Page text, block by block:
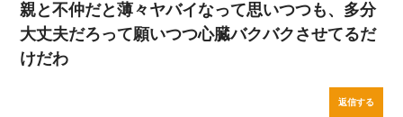
親と不仲だと薄々ヤバイなって思いつつも、多分
大丈夫だろって願いつつ心臓バクバクさせてるだ
けだわ
返信する